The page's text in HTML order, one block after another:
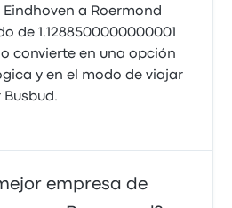
Eindhoven a Roermond
de 1.1288500000000001
convierte en una opción
y en el modo de viajar
empresa de